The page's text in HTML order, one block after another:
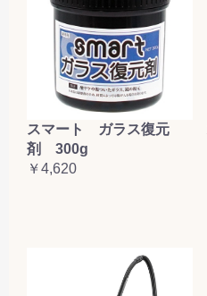
スマート ガラス復元
剤 300g
￥4,620